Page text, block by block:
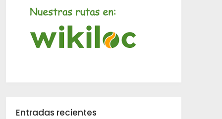
Entradas recientes